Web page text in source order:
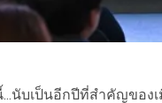
นับเป็นอีกปีที่สำคัญของ